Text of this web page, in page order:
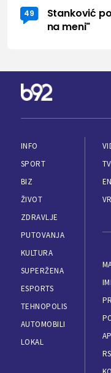
49
Stanković
na meni"
INFO
SPORT
BIZ
ŽIVOT
ZDRAVLJE
PUTOVANJA
KULTURA
SUPERŽENA
ESPORTS
TEHNOPOLIS
AUTOMOBILI
LOKAL
TV